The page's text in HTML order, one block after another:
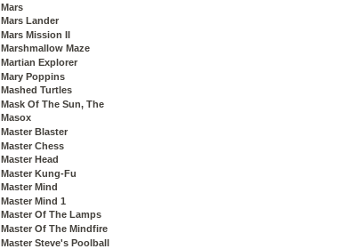
Mars
Mars Lander
Mars Mission II
Marshmallow Maze
Martian Explorer
Mary Poppins
Mashed Turtles
Mask Of The Sun, The
Masox
Master Blaster
Master Chess
Master Head
Master Kung-Fu
Master Mind
Master Mind 1
Master Of The Lamps
Master Of The Mindfire
Master Steve's Poolball